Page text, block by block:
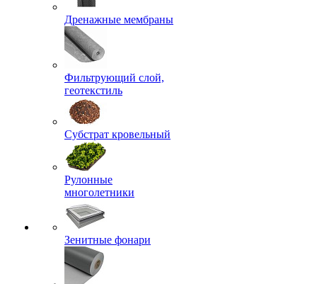
Дренажные мембраны
Фильтрующий слой,
геотекстиль
Субстрат кровельный
Рулонные
многолетники
Зенитные фонари